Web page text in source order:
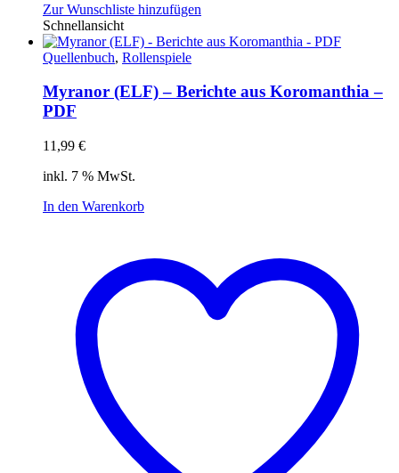
Zur Wunschliste hinzufügen
Schnellansicht
Quellenbuch, Rollenspiele
Myranor (ELF) – Berichte aus Koromanthia –
PDF
11,99 €
inkl. 7 % MwSt.
In den Warenkorb